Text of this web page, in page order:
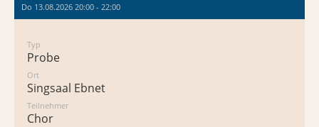
Do 13.08.2026 20:00 - 22:00
Typ
Probe
Ort
Singsaal Ebnet
Teilnehmer
Chor